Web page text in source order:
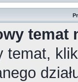
temat
temat,